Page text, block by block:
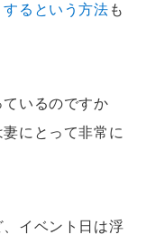
るという方法 も
いるのですか
にとって非常に
イベント日は浮